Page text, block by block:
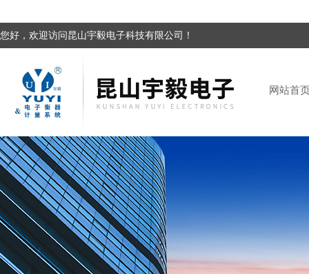
您好，欢迎访问昆山宇毅电子科技有限公司！
网站首